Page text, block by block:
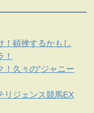
！頓挫するかもし
！久々の“ジャニー
リジェンス競馬EX